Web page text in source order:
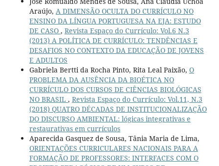
Araújo, A DIMENSÃO OCULTA DO CURRÍCULO NO
ENSINO DA LÍNGUA PORTUGUESA NA EJA: ESTUDO
DE CASO , Revista Espaço do Currículo: Vol.6 N.3
(2013) A POLÍTICA DE CURRÍCULO: TENDÊNCIAS E
DESAFIOS NO CONTEXTO DA EDUCAÇÃO DE JOVENS
E ADULTOS
Gabriela Bertti da Rocha Pinto, Rita Leal Paixão, O
PROBLEMA DA AUSÊNCIA DA BIOÉTICA NO
CURRÍCULO DOS CURSOS DE CIÊNCIAS BIOLÓGICAS
NO BRASIL , Revista Espaço do Currículo: Vol.11, N.3
(2018) QUATRO DÉCADAS DE INSTITUCIONALIZAÇÃO
DO DISCURSO AMBIENTAL: lógicas integrativas e
restaurativas em currículos
Aparecida Gasquez de Sousa, Tânia Maria de Lima,
ORIENTAÇÕES CURRICULARES NACIONAIS PARA A
FORMAÇÃO DE PROFESSORES: INTERFACES COM O